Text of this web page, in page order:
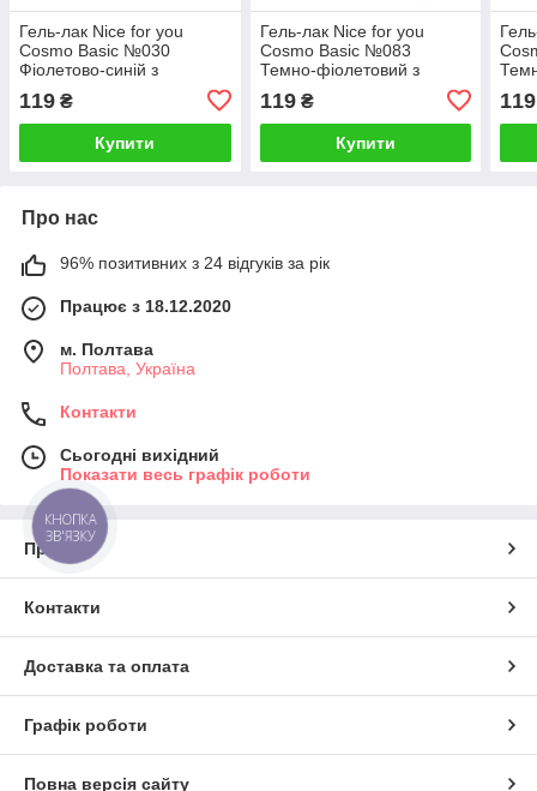
Гель-лак Nice for you
Cosmo Basic №030
Фіолетово-синій з
блакитною блискіткою 8.5
г119 ₴
Купити
Гель-лак Nice for you
Cosmo Basic №083
Темно-фіолетовий з
119₴
Купити
119
Про нас
96% позитивних з 24 відгуків за рік
Працює з 18.12.2020
м. Полтава
Полтава, Україна
Контакти
Сьогодні вихідний
Показати весь графік роботи
Про нас
Контакти
Доставка та оплата
Графік роботи
Повна версія сайту
КНОПКА
ЗВ'ЯЗКУ